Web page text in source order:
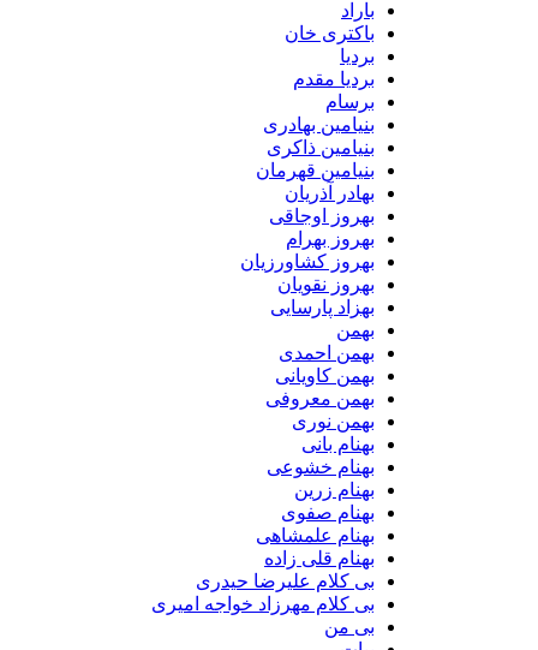
باکتری خان
بردیا مقدم
بنیامین بهادری
بنیامین ذاکری
بنیامین قهرمان
بهادر آذریان
بهروز اوجاقی
بهروز بهرام
بهروز کشاورزیان
بهروز نقویان
بهزاد پارسایی
بهمن احمدی
بهمن کاویانی
بهمن معروفی
بهمن نوری
بهنام بانی
بهنام خشوعی
بهنام زرین
بهنام صفوی
بهنام علمشاهی
بهنام قلی زاده
بی کلام علیرضا حیدری
بی کلام مهرزاد خواجه امیری